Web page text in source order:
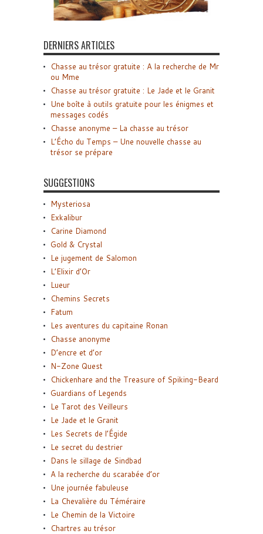
DERNIERS ARTICLES
Chasse au trésor gratuite : A la recherche de Mr
ou Mme
Chasse au trésor gratuite : Le Jade et le Granit
Une boîte à outils gratuite pour les énigmes et
messages codés
Chasse anonyme – La chasse au trésor
L’Écho du Temps – Une nouvelle chasse au
trésor se prépare
SUGGESTIONS
Mysteriosa
Exkalibur
Carine Diamond
Gold & Crystal
Le jugement de Salomon
L’Elixir d’Or
Lueur
Chemins Secrets
Fatum
Les aventures du capitaine Ronan
Chasse anonyme
D’encre et d’or
N-Zone Quest
Chickenhare and the Treasure of Spiking-Beard
Guardians of Legends
Le Tarot des Veilleurs
Le Jade et le Granit
Les Secrets de l’Égide
Le secret du destrier
Dans le sillage de Sindbad
A la recherche du scarabée d’or
Une journée fabuleuse
La Chevalière du Téméraire
Le Chemin de la Victoire
Chartres au trésor